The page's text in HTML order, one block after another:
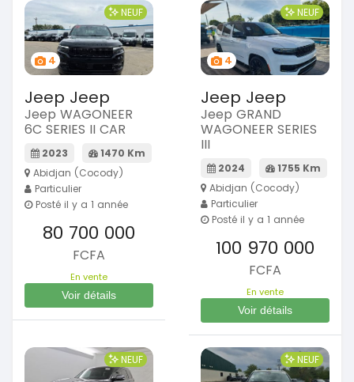
4
NEUF
Jeep Jeep
Jeep WAGONEER
6C SERIES II CAR
2023
1470 Km
Abidjan (Cocody)
Particulier
Posté il y a 1 année
80 700 000
FCFA
En vente
Voir détails
4
NEUF
Jeep Jeep
Jeep GRAND
WAGONEER SERIES
III
2024
1755 Km
Abidjan (Cocody)
Particulier
Posté il y a 1 année
100 970 000
FCFA
En vente
Voir détails
NEUF NEUF